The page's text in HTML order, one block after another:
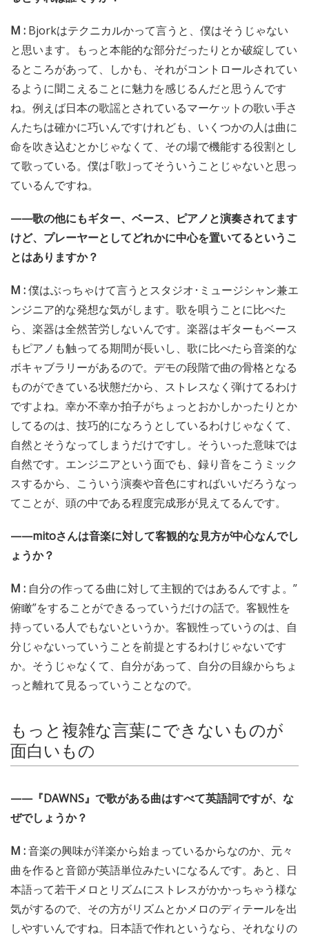
M : Bjorkはテクニカルかって言うと、僕はそうじゃない
と思います。もっと本能的な部分だったりとか破綻してい
るところがあって、しかも、それがコントロールされてい
るように聞こえることに魅力を感じるんだと思うんです
ね。例えば日本の歌謡とされているマーケットの歌い手さ
んたちは確かに巧いんですけれども、いくつかの人は曲に
命を吹き込むとかじゃなくて、その場で機能する役割とし
て歌っている。僕は｢歌｣ってそういうことじゃないと思っ
ているんですね。
——歌の他にもギター、ベース、ピアノと演奏されてます
けど、プレーヤーとしてどれかに中心を置いてるというこ
とはありますか？
M :僕はぶっちゃけて言うとスタジオ･ミュージシャン兼エ
ンジニア的な発想な気がします。歌を唄うことに比べた
ら、楽器は全然苦労しないんです。楽器はギターもベース
もピアノも触ってる期間が長いし、歌に比べたら音楽的な
ボキャブラリーがあるので。デモの段階で曲の骨格となる
ものができている状態だから、ストレスなく弾けてるわけ
ですよね。幸か不幸か拍子がちょっとおかしかったりとか
してるのは、技巧的になろうとしているわけじゃなくて、
自然とそうなってしまうだけですし。そういった意味では
自然です。エンジニアという面でも、録り音をこうミック
スするから、こういう演奏や音色にすればいいだろうなっ
てことが、頭の中である程度完成形が見えてるんです。
——mitoさんは音楽に対して客観的な見方が中心なんでし
ょうか？
M : 自分の作ってる曲に対して主観的ではあるんですよ。”
俯瞰”をすることができるっていうだけの話で。客観性を
持っている人でもないというか。客観性っていうのは、自
分じゃないっていうことを前提とするわけじゃないです
か。そうじゃなくて、自分があって、自分の目線からちょ
っと離れて見るっていうことなので。
もっと複雑な言葉にできないものが
面白いもの
——『DAWNS』で歌がある曲はすべて英語詞ですが、な
ぜでしょうか？
M :音楽の興味が洋楽から始まっているからなのか、元々
曲を作ると音節が英語単位みたいになるんです。あと、日
本語って若干メロとリズムにストレスがかかっちゃう様な
気がするので、その方がリズムとかメロのディテールを出
しやすいんですね。日本語で作れというなら、それなりの